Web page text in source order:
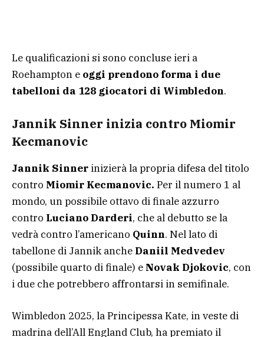
Le qualificazioni si sono concluse ieri a
Roehampton e oggi prendono forma i due
tabelloni da 128 giocatori di Wimbledon.
Jannik Sinner inizia contro Miomir
Kecmanovic
Jannik Sinner inizierà la propria difesa del titolo
contro Miomir Kecmanovic. Per il numero 1 al
mondo, un possibile ottavo di finale azzurro
contro Luciano Darderi, che al debutto se la
vedrà contro l’americano Quinn. Nel lato di
tabellone di Jannik anche Daniil Medvedev
(possibile quarto di finale) e Novak Djokovic, con
i due che potrebbero affrontarsi in semifinale.
Wimbledon 2025, la Principessa Kate, in veste di
madrina dell’All England Club, ha premiato il